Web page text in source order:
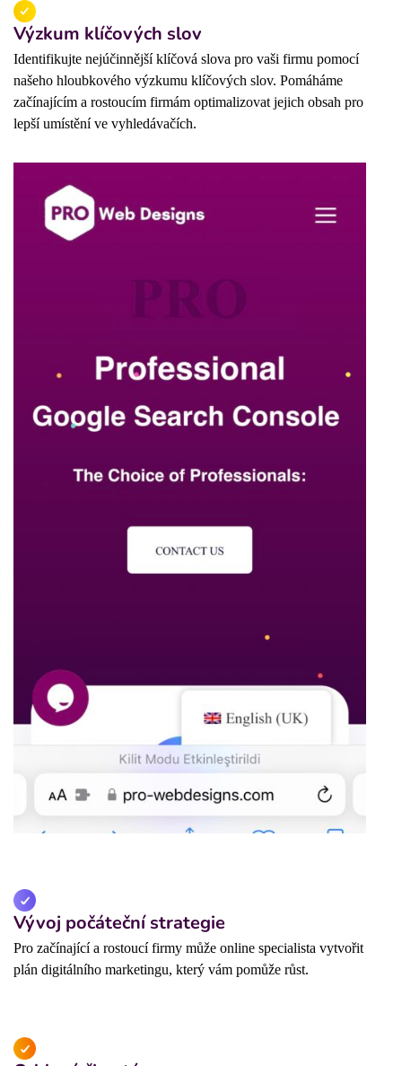
Výzkum klíčových slov
Identifikujte nejúčinnější klíčová slova pro vaši firmu pomocí
našeho hloubkového výzkumu klíčových slov. Pomáháme
začínajícím a rostoucím firmám optimalizovat jejich obsah pro
lepší umístění ve vyhledávačích.
Vývoj počáteční strategie
Pro začínající a rostoucí firmy může online specialista vytvořit
plán digitálního marketingu, který vám pomůže růst.